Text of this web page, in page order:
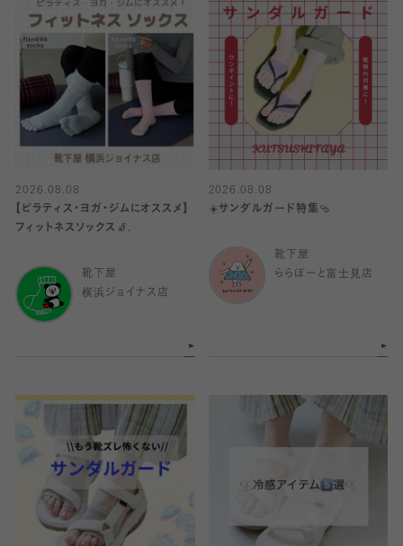
2026.08.08
【ピラティス・ヨガ・ジムにオススメ】
フィットネスソックス🧦.
靴下屋
横浜ジョイナス店
2026.08.08
☀️サンダルガード特集🩴
靴下屋
ららぽーと富士見店